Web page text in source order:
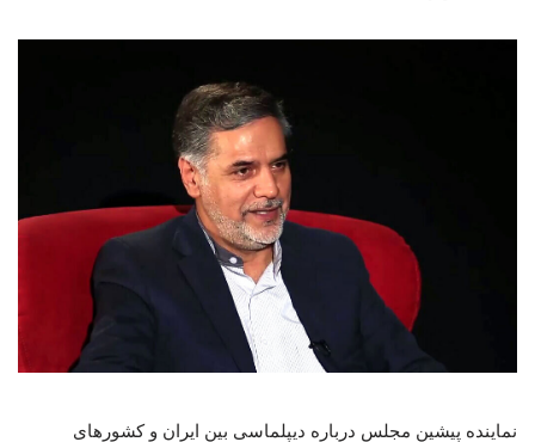
نماینده پیشین مجلس درباره دیپلماسی بین ایران و کشورهای